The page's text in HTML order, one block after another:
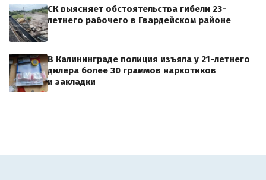
СК выясняет обстоятельства гибели 23-
летнего рабочего в Гвардейском районе
В Калининграде полиция изъяла у 21-летнего
дилера более 30 граммов наркотиков
и закладки